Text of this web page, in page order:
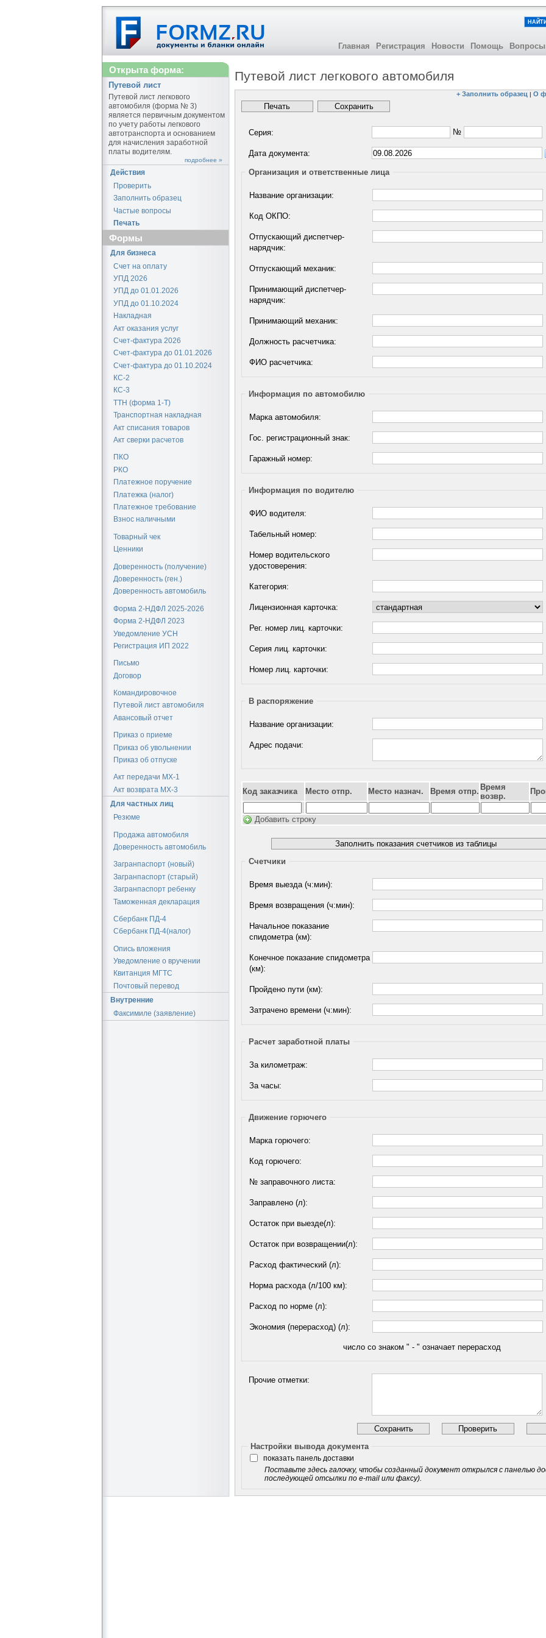
Главная Регистрация Новости Помощь Вопросы
Открыта форма:
Путевой лист
Путевой лист легкового
автомобиля (форма № 3)
является первичным документом
по учету работы легкового
автотранспорта и основанием
для начисления заработной
платы водителям.
подробнее »
Действия
Проверить
Заполнить образец
Частые вопросы
Печать
Формы
Для бизнеса
Счет на оплату
УПД 2026
УПД до 01.01.2026
УПД до 01.10.2024
Накладная
Акт оказания услуг
Счет-фактура 2026
Счет-фактура до 01.01.2026
Счет-фактура до 01.10.2024
КС-2
КС-3
ТТН (форма 1-Т)
Транспортная накладная
Акт списания товаров
Акт сверки расчетов
ПКО
РКО
Платежное поручение
Платежка (налог)
Платежное требование
Взнос наличными
Товарный чек
Ценники
Доверенность (получение)
Доверенность (ген.)
Доверенность автомобиль
Форма 2-НДФЛ 2025-2026
Форма 2-НДФЛ 2023
Уведомление УСН
Регистрация ИП 2022
Письмо
Договор
Командировочное
Путевой лист автомобиля
Авансовый отчет
Приказ о приеме
Приказ об увольнении
Приказ об отпуске
Акт передачи МХ-1
Акт возврата МХ-3
Для частных лиц
Резюме
Продажа автомобиля
Доверенность автомобиль
Загранпаспорт (новый)
Загранпаспорт (старый)
Загранпаспорт ребенку
Таможенная декларация
Сбербанк ПД-4
Сбербанк ПД-4(налог)
Опись вложения
Уведомление о вручении
Квитанция МГТС
Почтовый перевод
Внутренние
Факсимиле (заявление)
Путевой лист легкового автомобиля
+ Заполнить образец | О
Серия: №
Дата документа:
Организация и ответственные лица
Название организации:
Код ОКПО:
Отпускающий диспетчер-
нарядчик:
Отпускающий механик:
Принимающий диспетчер-
нарядчик:
Принимающий механик:
Должность расчетчика:
ФИО расчетчика:
Информация по автомобилю
Марка автомобиля:
Гос. регистрационный знак:
Гаражный номер:
Информация по водителю
ФИО водителя:
Табельный номер:
Номер водительского
удостоверения:
Категория:
Лицензионная карточка:
Рег. номер лиц. карточки:
Серия лиц. карточки:
Номер лиц. карточки:
В распоряжение
Название организации:
Адрес подачи:
Код заказчика Место отпр. Место назнач. Время отпр. Время
возвр.
Добавить строку
Счетчики
Время выезда (ч:мин):
Время возвращения (ч:мин):
Начальное показание
спидометра (км):
Конечное показание спидометра
(км):
Пройдено пути (км):
Затрачено времени (ч:мин):
Расчет заработной платы
За километраж:
За часы:
Движение горючего
Марка горючего:
Код горючего:
№ заправочного листа:
Заправлено (л):
Остаток при выезде(л):
Остаток при возвращении(л):
Расход фактический (л):
Норма расхода (л/100 км):
Расход по норме (л):
Экономия (перерасход) (л):
число со знаком " - " означает перерасход
Прочие отметки:
Настройки вывода документа
показать панель доставки
Поставьте здесь галочку, чтобы созданный документ открылся с панелью
последующей отсылки по e-mail или факсу).